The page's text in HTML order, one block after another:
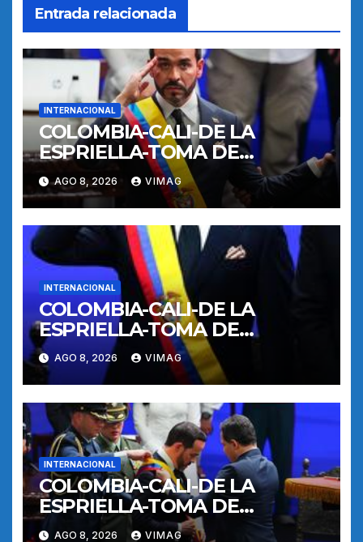
Entrada relacionada
INTERNACIONAL
COLOMBIA-CALI-DE LA
ESPRIELLA-TOMA DE
POSESION
AGO 8, 2026 VIMAG
INTERNACIONAL
COLOMBIA-CALI-DE LA
ESPRIELLA-TOMA DE
POSESION
AGO 8, 2026 VIMAG
INTERNACIONAL
COLOMBIA-CALI-DE LA
ESPRIELLA-TOMA DE
POSESION
AGO 8, 2026 VIMAG